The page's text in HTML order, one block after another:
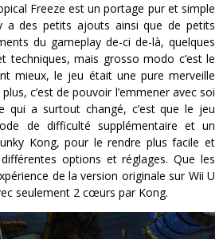
Freeze est un portage pur et simple
a des petits ajouts ainsi que de petits
du gameplay de-ci de-là, quelques
techniques, mais grosso modo c’est le
mieux, le jeu était une pure merveille
c’est de pouvoir l’emmener avec soi
qui a surtout changé, c’est que le jeu
de difficulté supplémentaire et un
Kong, pour le rendre plus facile et
options et réglages. Que les
de la version originale sur Wii U
seulement 2 cœurs par Kong.